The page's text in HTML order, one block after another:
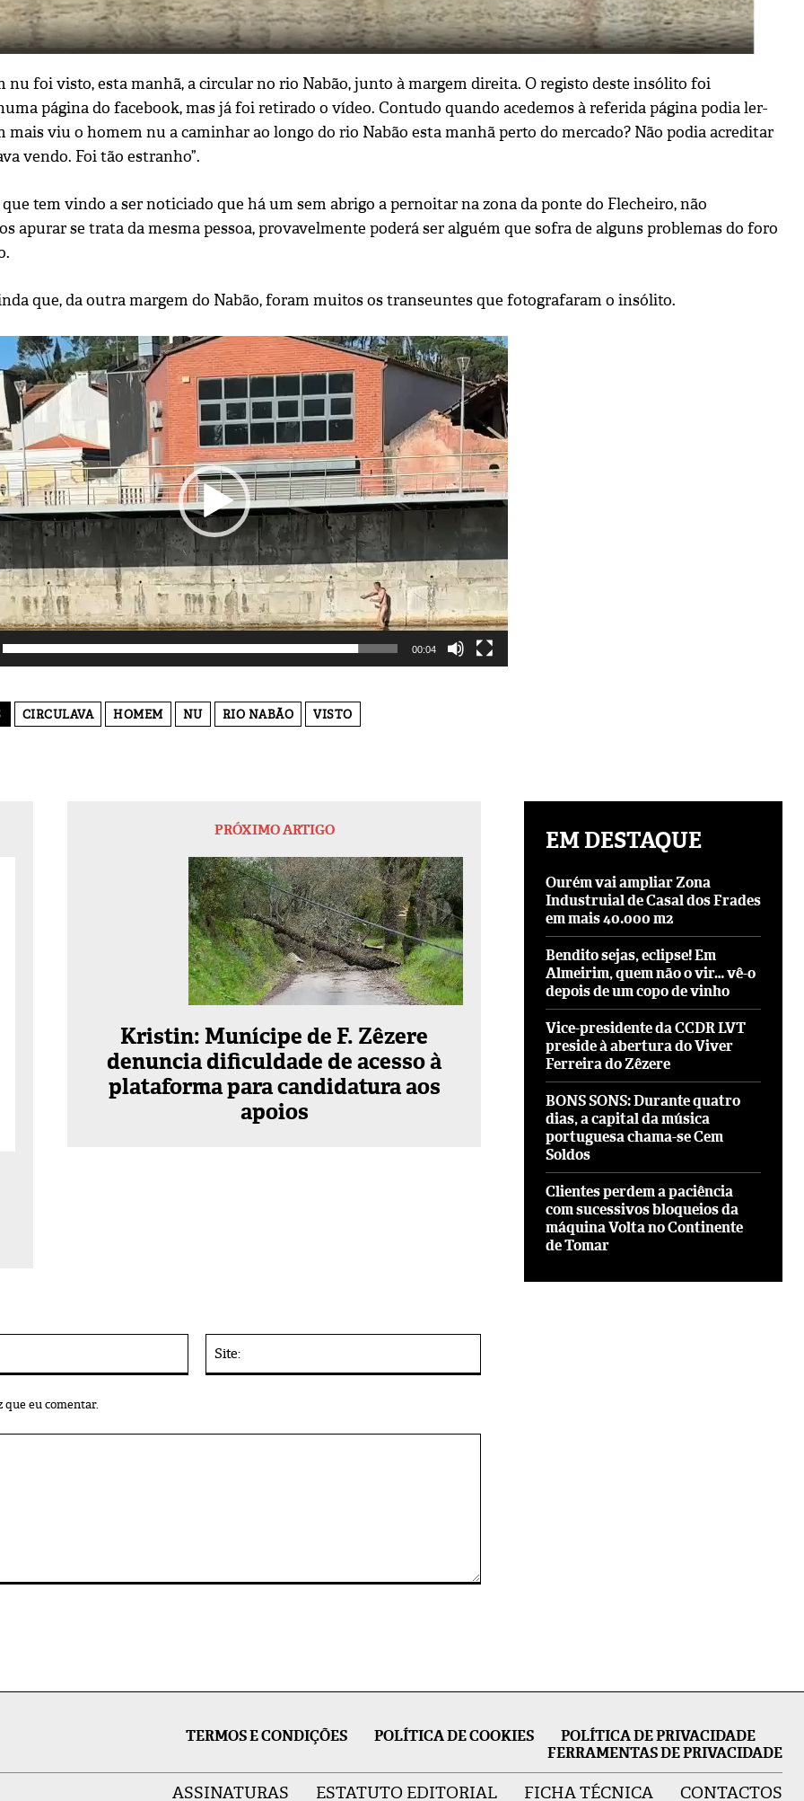
nu foi visto, esta manhã, a circular no rio Nabão, junto à margem direita. O registo deste insólito foi
página do facebook, mas já foi retirado o vídeo. Contudo quando acedemos à referida página podia ler-
mais viu o homem nu a caminhar ao longo do rio Nabão esta manhã perto do mercado? Não podia acreditar
vendo. Foi tão estranho”.
que tem vindo a ser noticiado que há um sem abrigo a pernoitar na zona da ponte do Flecheiro, não
apurar se trata da mesma pessoa, provavelmente poderá ser alguém que sofra de alguns problemas do foro
que, da outra margem do Nabão, foram muitos os transeuntes que fotografaram o insólito.
00:04
CIRCULAVA HOMEM NU RIO NABÃO VISTO
PRÓXIMO ARTIGO
Kristin: Munícipe de F. Zêzere
denuncia dificuldade de acesso à
plataforma para candidatura aos
apoios
mail:*
que eu comentar.
EM DESTAQUE
Ourém vai ampliar Zona
Industruial de Casal dos Frades
em mais 40.000 m2
Bendito sejas, eclipse! Em
Almeirim, quem não o vir… vê-o
depois de um copo de vinho
Vice-presidente da CCDR LVT
preside à abertura do Viver
Ferreira do Zêzere
BONS SONS: Durante quatro
dias, a capital da música
portuguesa chama-se Cem
Soldos
Clientes perdem a paciência
com sucessivos bloqueios da
máquina Volta no Continente
de Tomar
TERMOS E CONDIÇÕES POLÍTICA DE COOKIES
POLÍTICA DE PRIVACIDADE
FERRAMENTAS DE PRIVACIDADE
ASSINATURAS ESTATUTO EDITORIAL FICHA TÉCNICA CONTACTOS